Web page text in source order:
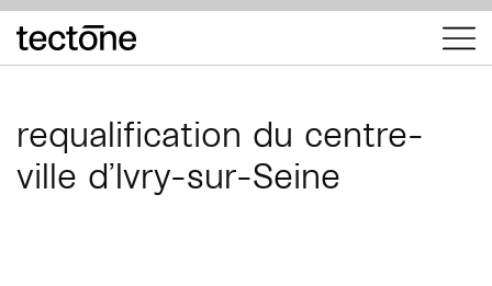
tectōne
requalification du centre-
ville d’Ivry-sur-Seine